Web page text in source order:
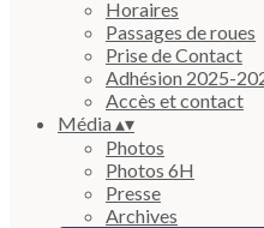
Horaires
Passages de roues
Prise de Contact
Adhésion 2025-
Accès et contact
Média▴▾
Photos
Photos 6H
Presse
Archives